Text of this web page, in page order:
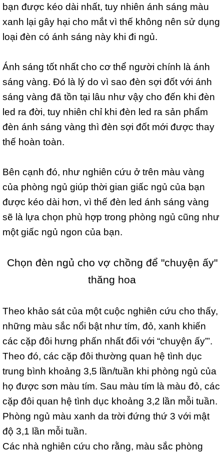
bạn được kéo dài nhất, tuy nhiên ánh sáng màu
xanh lại gây hại cho mắt vì thế không nên sử dụng
loại đèn có ánh sáng này khi đi ngủ.
Ánh sáng tốt nhất cho cơ thể người chính là ánh
sáng vàng. Đó là lý do vì sao đèn sợi đốt với ánh
sáng vàng đã tồn tại lâu như vậy cho đến khi đèn
led ra đời, tuy nhiên chỉ khi đèn led ra sản phẩm
đèn ánh sáng vàng thì đèn sợi đốt mới được thay
thế hoàn toàn.
Bên cạnh đó, như nghiên cứu ở trên màu vàng
của phòng ngủ giúp thời gian giấc ngủ của bạn
được kéo dài hơn, vì thế đèn led ánh sáng vàng
sẽ là lựa chọn phù hợp trong phòng ngủ cũng như
một giấc ngủ ngon của bạn.
Chọn đèn ngủ cho vợ chồng để "chuyện ấy"
thăng hoa
Theo khảo sát của một cuộc nghiên cứu cho thấy,
những màu sắc nổi bật như tím, đỏ, xanh khiến
các cặp đôi hưng phấn nhất đối với “chuyện ấy”’.
Theo đó, các cặp đôi thường quan hệ tình dục
trung bình khoảng 3,5 lần/tuần khi phòng ngủ của
họ được sơn màu tím. Sau màu tím là màu đỏ, các
cặp đôi quan hệ tình dục khoảng 3,2 lần mỗi tuần.
Phòng ngủ màu xanh da trời đứng thứ 3 với mật
độ 3,1 lần mỗi tuần.
Các nhà nghiên cứu cho rằng, màu sắc phòng